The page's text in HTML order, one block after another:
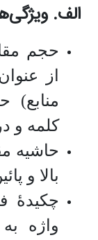
الف.
حجم
از
کلمه و
بالا و پائین 5.10
واژه